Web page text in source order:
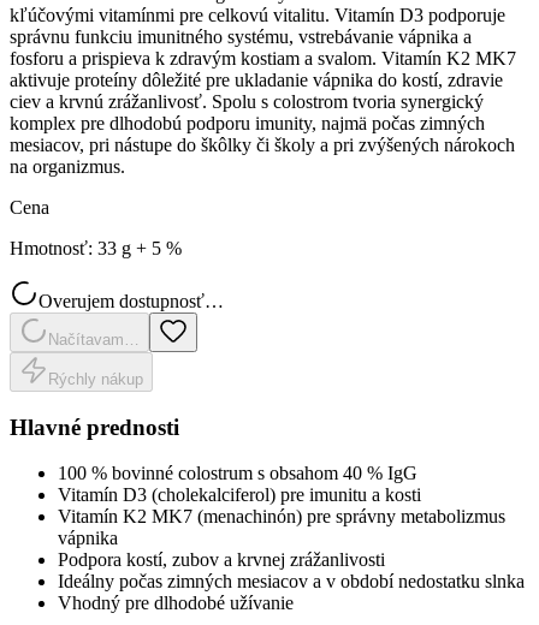
kľúčovými vitamínmi pre celkovú vitalitu. Vitamín D3 podporuje
správnu funkciu imunitného systému, vstrebávanie vápnika a
fosforu a prispieva k zdravým kostiam a svalom. Vitamín K2 MK7
aktivuje proteíny dôležité pre ukladanie vápnika do kostí, zdravie
ciev a krvnú zrážanlivosť. Spolu s colostrom tvoria synergický
komplex pre dlhodobú podporu imunity, najmä počas zimných
mesiacov, pri nástupe do škôlky či školy a pri zvýšených nárokoch
na organizmus.
Cena
Hmotnosť: 33 g + 5 %
Overujem dostupnosť…
Načítavam…
Rýchly nákup
Hlavné prednosti
100 % bovinné colostrum s obsahom 40 % IgG
Vitamín D3 (cholekalciferol) pre imunitu a kosti
Vitamín K2 MK7 (menachinón) pre správny metabolizmus
vápnika
Podpora kostí, zubov a krvnej zrážanlivosti
Ideálny počas zimných mesiacov a v období nedostatku slnka
Vhodný pre dlhodobé užívanie